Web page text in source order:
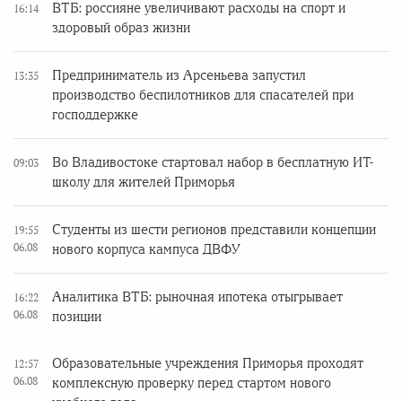
16:14
ВТБ: россияне увеличивают расходы на спорт и
здоровый образ жизни
13:35
Предприниматель из Арсеньева запустил
производство беспилотников для спасателей при
господдержке
09:03
Во Владивостоке стартовал набор в бесплатную ИТ-
школу для жителей Приморья
19:55
06.08
Студенты из шести регионов представили концепции
нового корпуса кампуса ДВФУ
16:22
06.08
Аналитика ВТБ: рыночная ипотека отыгрывает
позиции
12:57
06.08
Образовательные учреждения Приморья проходят
комплексную проверку перед стартом нового